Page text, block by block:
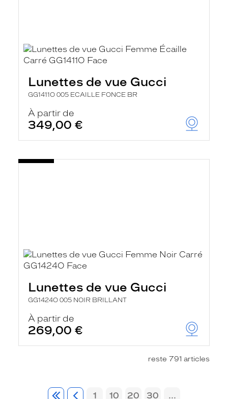
Lunettes de vue Gucci
GG1411O 005 ECAILLE FONCE BR
À partir de
349,00 €
Lunettes de vue Gucci
GG1424O 005 NOIR BRILLANT
À partir de
269,00 €
reste 791 articles
1 10 20 30
...